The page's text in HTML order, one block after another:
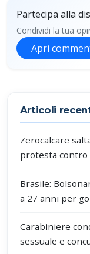
Partecipa alla
Condividi la tua
Apri
Articoli
Zerocalcare
protesta contro
Brasile:
a 27 anni per
Carabiniere
sessuale e